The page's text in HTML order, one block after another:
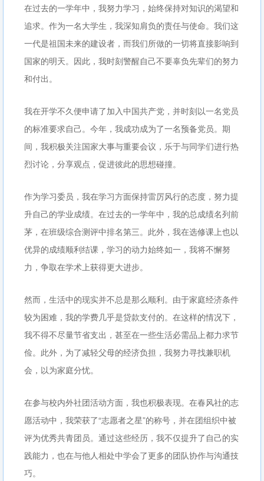
在过去的一学年中，我努力学习，始终保持对知识的渴望和
追求。作为一名大学生，我深知肩负的责任与使命。我们这
一代是祖国未来的建设者，而我们所做的一切将直接影响到
国家的明天。因此，我时刻警醒自己不要辜负先辈们的努力
和付出。
我在开学不久便申请了加入中国共产党，并时刻以一名党员
的标准要求自己。今年，我成功成为了一名预备党员。期
间，我积极关注国家大事与重要会议，乐于与同学们进行热
烈讨论，分享观点，促进彼此的思想碰撞。
作为学习委员，我在学习方面保持雷厉风行的态度，努力提
升自己的学业成绩。在过去的一学年中，我的总成绩名列前
茅，在班级综合测评中排名第三。此外，我在选修课上也以
优异的成绩顺利结课，学习的动力始终如一，我将不懈努
力，争取在学术上获得更大进步。
然而，生活中的现实并不总是那么顺利。由于家庭经济条件
较为困难，我的学费几乎是贷款支付的。在这样的情况下，
我不得不尽量节省支出，甚至在一些生活必需品上都力求节
俭。此外，为了减轻父母的经济负担，我努力寻找兼职机
会，以为家庭分忧。
在参与校内外社团活动方面，我也积极表现。在春风社的志
愿活动中，我荣获了“志愿者之星”的称号，并在团组织中被
评为优秀共青团员。通过这些经历，我不仅提升了自己的实
践能力，也在与他人相处中学会了更多的团队协作与沟通技
巧。